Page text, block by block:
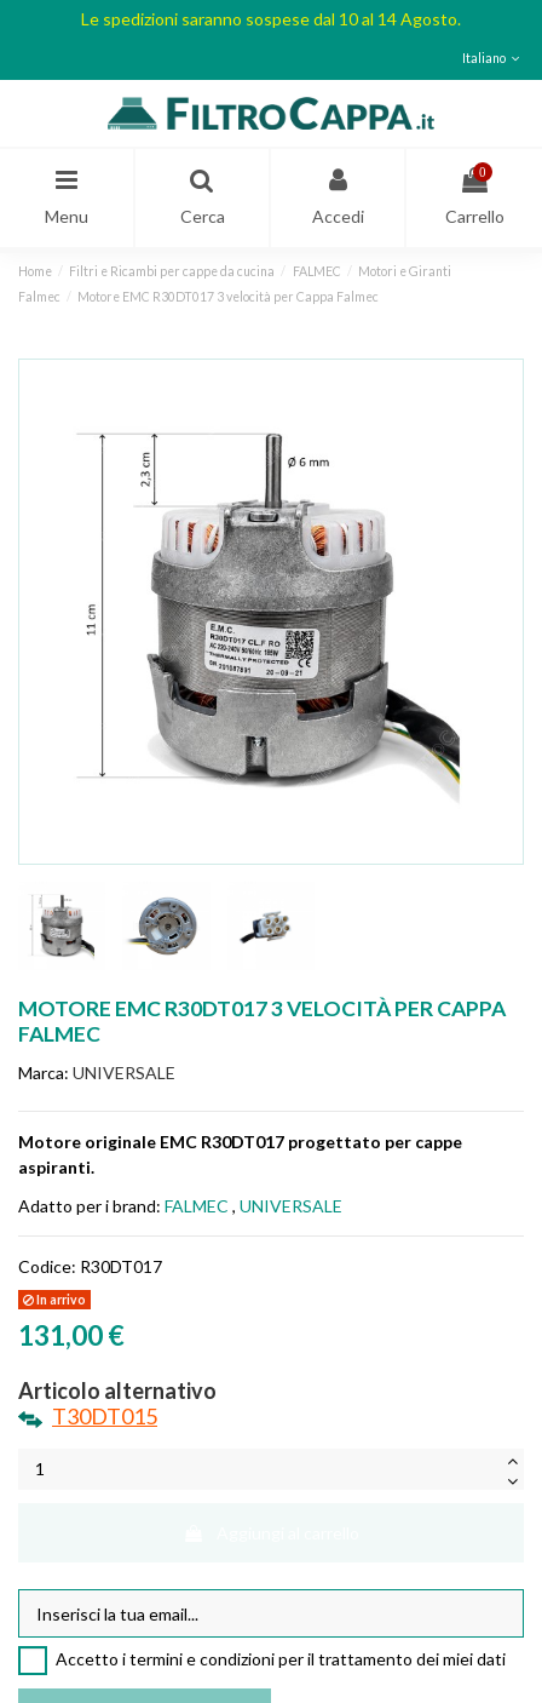
Le spedizioni saranno sospese dal 10 al 14 Agosto.
Italiano
Menu Cerca Accedi
0
Carrello
Home Filtri e Ricambi per cappe da cucina FALMEC
Motori e Giranti
Falmec
Motore EMC R30DT017 3 velocità per Cappa Falmec
MOTORE EMC R30DT017 3 VELOCITÀ PER CAPPA
FALMEC
Marca: UNIVERSALE
Motore originale EMC R30DT017 progettato per cappe
aspiranti.
Adatto per i brand: FALMEC , UNIVERSALE
Codice: R30DT017
In arrivo
131,00 €
Articolo alternativo
T30DT015
Accetto i termini e condizioni per il trattamento dei miei dati